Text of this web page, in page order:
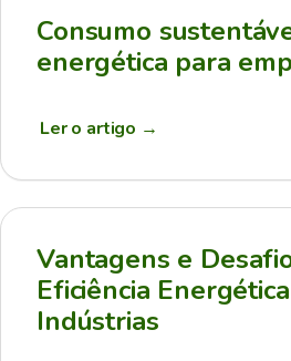
Consumo
energética para
Ler o artigo →
Vantagens e
Eficiência
Indústrias